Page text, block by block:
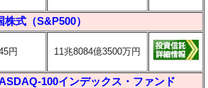
式（S&P500）
円 11兆8084億3500万円
100インデックス・ファンド